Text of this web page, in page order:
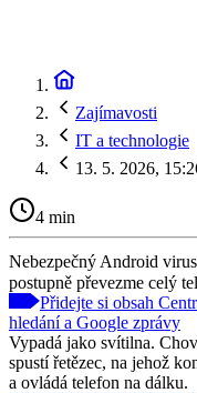
Zajímavosti
IT a technologie
13. 5. 2026,
4 min
Nebezpečný Android
postupně převezme celý
Přidejte si obsah
hledání a Google zprávy
Vypadá jako svítilna.
spustí řetězec, na jehož
a ovládá telefon na dálku.